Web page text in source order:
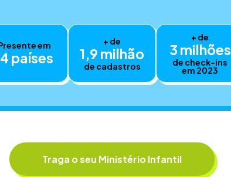
em
países
+ de
1,9 milhão
de cadastros
+ de
3 milhões
de check-ins
em 2023
Traga o seu Ministério Infantil